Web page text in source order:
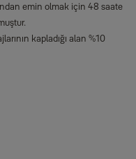
emin olmak için 48 saate
kapladığı alan %10